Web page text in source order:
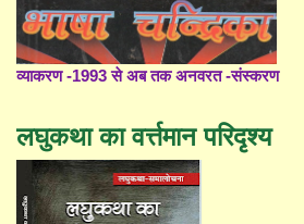
व्याकरण -1993 से अब तक अनवरत -संस्करण
लघुकथा का वर्त्तमान परिदृश्य